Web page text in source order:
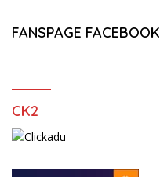
FANSPAGE FACEBOOK
CK2